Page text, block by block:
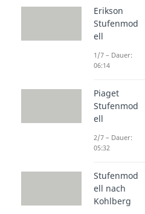
durch sein
Wie
Erikson
Stufenmod
ell
1/7 – Dauer:
06:14
Piaget
Stufenmod
ell
2/7 – Dauer:
05:32
Stufenmod
ell nach
Kohlberg